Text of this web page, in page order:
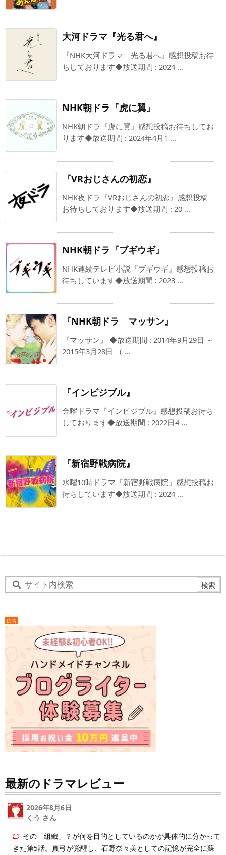
大河ドラマ『光る君へ』
『NHK大河ドラマ 光る君へ』感想投稿お待
ちしております◆放送期間 : 2024 ...
NHK朝ドラ『虎に翼』
NHK朝ドラ『虎に翼』感想投稿お待ちしてお
ります◆放送期間 : 2024年4月1 ...
『VRおじさんの初恋』
NHK夜ドラ『VRおじさんの初恋』感想投稿
お待ちしております◆放送期間 : 20 ...
NHK朝ドラ『ブギウギ』
NHK連続テレビ小説『ブギウギ』感想投稿お
待ちしています◆放送期間 : 2023 ...
『NHK朝ドラ マッサン』
『マッサン』 ◆放送期間 : 2014年9月29日 ～
2015年3月28日 （ ...
『インビジブル』
金曜ドラマ『インビジブル』感想投稿お待ち
しております◆放送期間 : 2022日4 ...
『新宿野戦病院』
水曜10時ドラマ『新宿野戦病院』感想投稿お
待ちしています◆放送期間 : 2024 ...
広告
最新のドラマレビュー
2026年8月6日
くう さん
その「組織」？が何を目的としているのかが具体的に分かって
きた第5話。真弓が覚醒し、石野奈々美としての記憶が完全に蘇